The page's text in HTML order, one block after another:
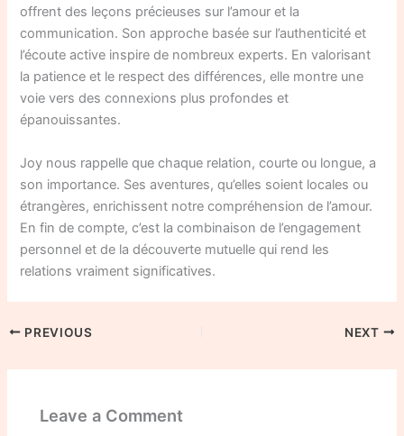
offrent des leçons précieuses sur l’amour et la
communication. Son approche basée sur l’authenticité et
l’écoute active inspire de nombreux experts. En valorisant
la patience et le respect des différences, elle montre une
voie vers des connexions plus profondes et
épanouissantes.
Joy nous rappelle que chaque relation, courte ou longue, a
son importance. Ses aventures, qu’elles soient locales ou
étrangères, enrichissent notre compréhension de l’amour.
En fin de compte, c’est la combinaison de l’engagement
personnel et de la découverte mutuelle qui rend les
relations vraiment significatives.
PREVIOUS NEXT
Leave a Comment